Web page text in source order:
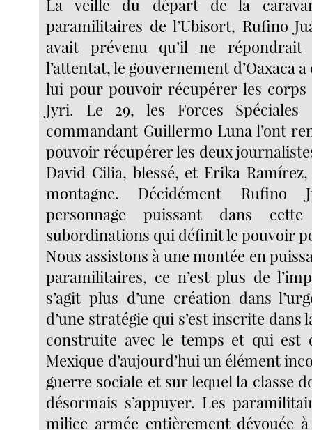
La veille du départ de la
paramilitaires de l’Ubisort, Rufino
avait prévenu qu’il ne
l’attentat, le gouvernement d’Oaxaca
lui pour pouvoir récupérer les corps
Jyri. Le 29, les Forces
commandant Guillermo Luna l’ont
pouvoir récupérer les deux
David Cilia, blessé, et Erika
montagne. Décidément Rufino
personnage puissant dans
subordinations qui définit le pouvoir
Nous assistons à une montée en
paramilitaires, ce n’est plus de
s’agit plus d’une création dans
d’une stratégie qui s’est inscrite dans
construite avec le temps et qui est
Mexique d’aujourd’hui un élément
guerre sociale et sur lequel la classe
désormais s’appuyer. Les
milice armée entièrement dévouée